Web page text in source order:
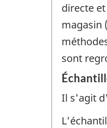
directe
magasin
sont
Il s'agit